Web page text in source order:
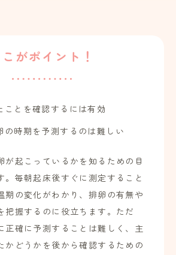
こがポイント！
ことを確認するには有効
の時期を予測するのは難しい
が起こっているかを知るための目
。毎朝起床後すぐに測定すること
期の変化がわかり、排卵の有無や
把握するのに役立ちます。ただ
正確に予測することは難しく、主
かどうかを後から確認するための